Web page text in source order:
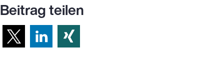
Beitrag teilen